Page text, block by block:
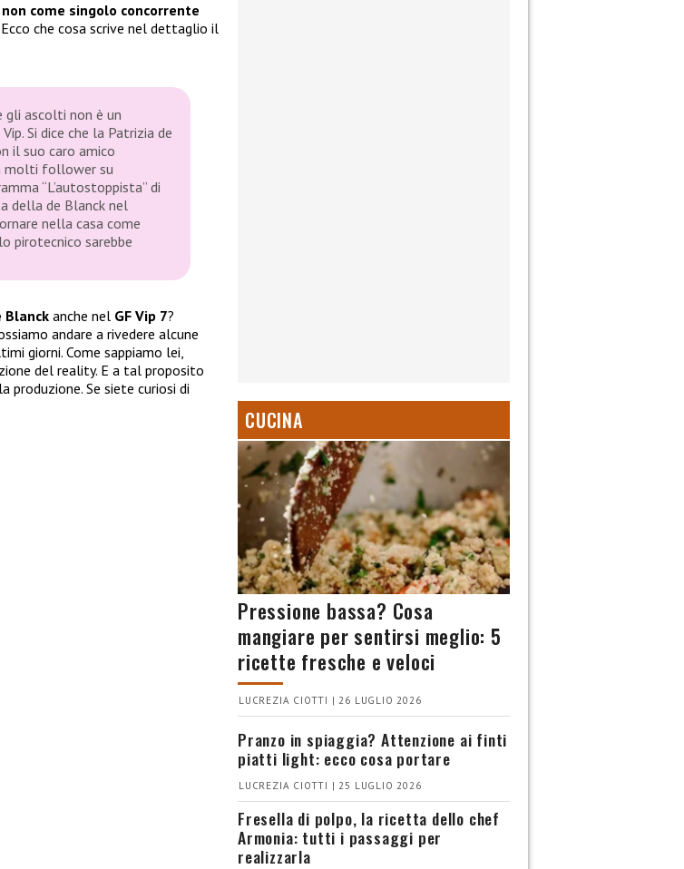
come singolo concorrente
Ecco che cosa scrive nel dettaglio il
gli ascolti non è un
Si dice che la Patrizia de
il suo caro amico
molti follower su
“L’autostoppista” di
della de Blanck nel
nella casa come
pirotecnico sarebbe
Blanck anche nel GF Vip 7?
andare a rivedere alcune
giorni. Come sappiamo lei,
del reality. E a tal proposito
Se siete curiosi di
CUCINA
Pressione bassa? Cosa
mangiare per sentirsi meglio: 5
ricette fresche e veloci
LUCREZIA CIOTTI | 26 LUGLIO 2026
Pranzo in spiaggia? Attenzione ai finti
piatti light: ecco cosa portare
LUCREZIA CIOTTI | 25 LUGLIO 2026
Fresella di polpo, la ricetta dello chef
Armonia: tutti i passaggi per
realizzarla